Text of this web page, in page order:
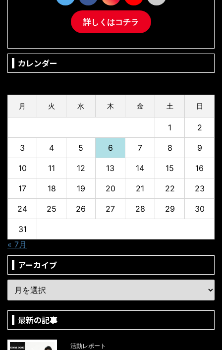
詳しくはコチラ
カレンダー
月 火 水 木 金 土 日
1 2
3 4 5 6 7 8 9
10 11 12 13 14 15 16
17 18 19 20 21 22 23
24 25 26 27 28 29 30
31
« 7月
アーカイブ
最新の記事
活動レポート